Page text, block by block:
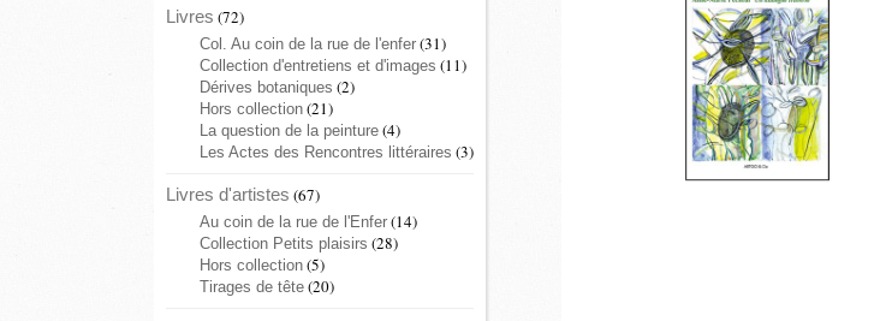
Livres (72)
Col. Au coin de la rue de l'enfer (31)
Collection d'entretiens et d'images (11)
Dérives botaniques (2)
Hors collection (21)
La question de la peinture (4)
Les Actes des Rencontres littéraires (3)
Livres d'artistes (67)
Au coin de la rue de l'Enfer (14)
Collection Petits plaisirs (28)
Hors collection (5)
Tirages de tête (20)